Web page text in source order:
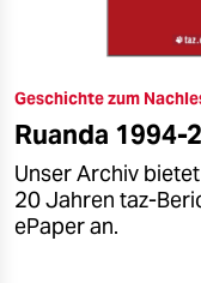
Geschichte zum
Ruanda 1994-
Unser Archiv
20 Jahren taz-
ePaper an.